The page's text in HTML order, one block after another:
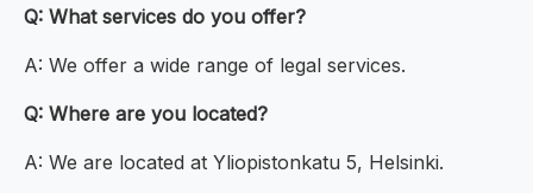
Q: What services do you offer?
A: We offer a wide range of legal services.
Q: Where are you located?
A: We are located at Yliopistonkatu 5, Helsinki.